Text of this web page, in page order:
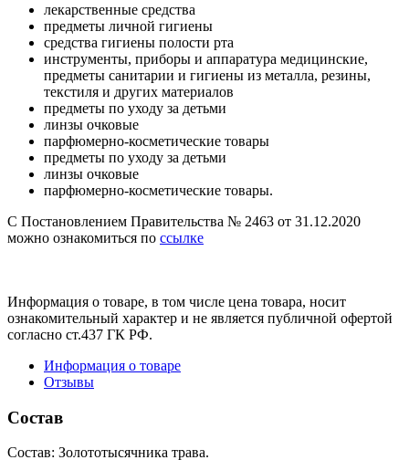
лекарственные средства
предметы личной гигиены
средства гигиены полости рта
инструменты, приборы и аппаратура медицинские,
предметы санитарии и гигиены из металла, резины,
текстиля и других материалов
предметы по уходу за детьми
линзы очковые
парфюмерно-косметические товары
предметы по уходу за детьми
линзы очковые
парфюмерно-косметические товары.
С Постановлением Правительства № 2463 от 31.12.2020
можно ознакомиться по ссылке
Информация о товаре, в том числе цена товара, носит
ознакомительный характер и не является публичной офертой
согласно ст.437 ГК РФ.
Информация о товаре
Отзывы
Состав
Состав: Золототысячника трава.